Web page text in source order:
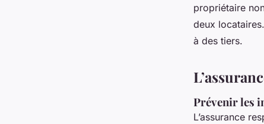
propriétaire
deux
à des tiers.
Prévenir les
L’assurance